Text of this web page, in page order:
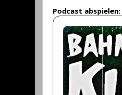
Podcast abspielen: